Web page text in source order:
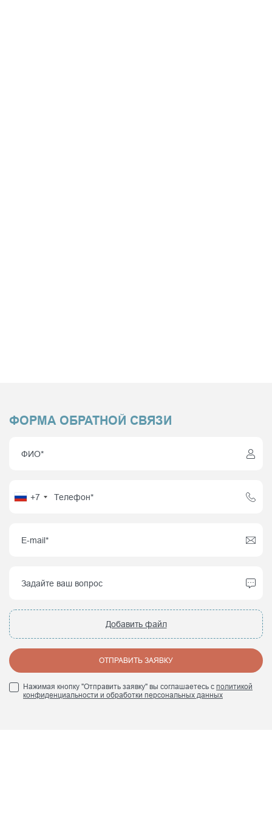
ФОРМА ОБРАТНОЙ СВЯЗИ
+7
Добавить файл
ОТПРАВИТЬ ЗАЯВКУ
Нажимая кнопку "Отправить заявку" вы соглашаетесь с политикой
конфиденциальности и обработки персональных данных